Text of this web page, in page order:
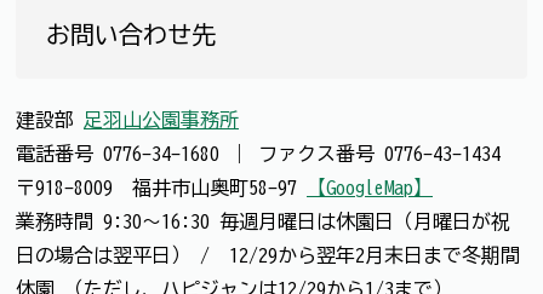
お問い合わせ先
建設部 足羽山公園事務所
電話番号 0776-34-1680 ファクス番号 0776-43-1434
〒918-8009 福井市山奥町58-97
【GoogleMap】
業務時間 9:30～16:30 毎週月曜日は休園日（月曜日が祝
日の場合は翌平日） / 12/29から翌年2月末日まで冬期間
休園 （ただし、ハピジャンは12/29から1/3まで）